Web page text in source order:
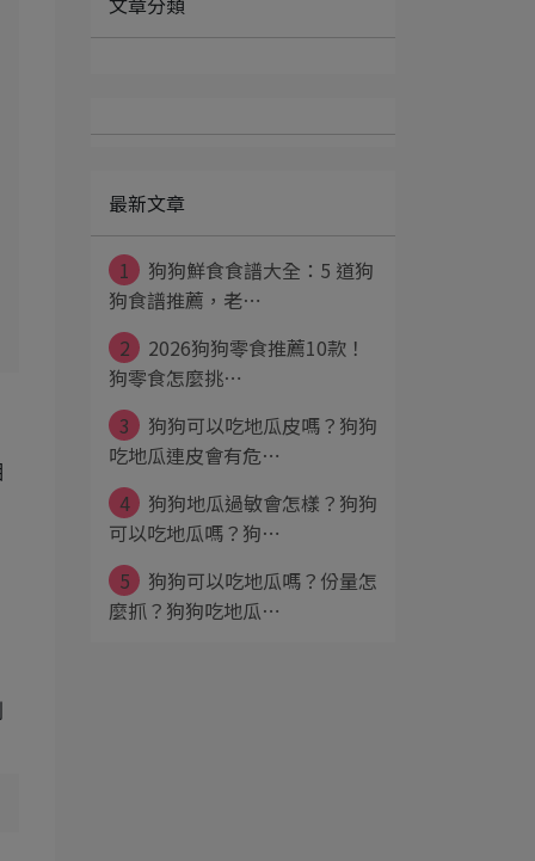
最新文章
1
狗狗鮮食食譜大全：5 道狗
狗食譜推薦，老⋯
2
2026狗狗零食推薦10款！
狗零食怎麼挑⋯
3
狗狗可以吃地瓜皮嗎？狗狗
吃地瓜連皮會有危⋯
4
狗狗地瓜過敏會怎樣？狗狗
可以吃地瓜嗎？狗⋯
5
狗狗可以吃地瓜嗎？份量怎
麼抓？狗狗吃地瓜⋯